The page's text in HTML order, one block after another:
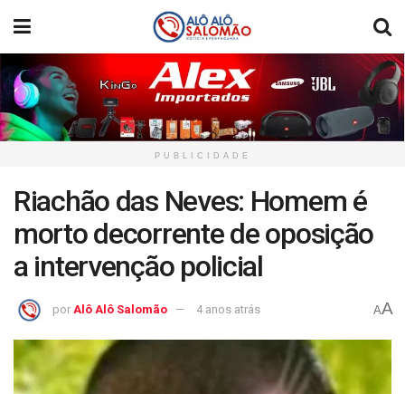
PUBLICIDADE
Riachão das Neves: Homem é
morto decorrente de oposição
a intervenção policial
por Alô Alô Salomão 4 anos atrás AA